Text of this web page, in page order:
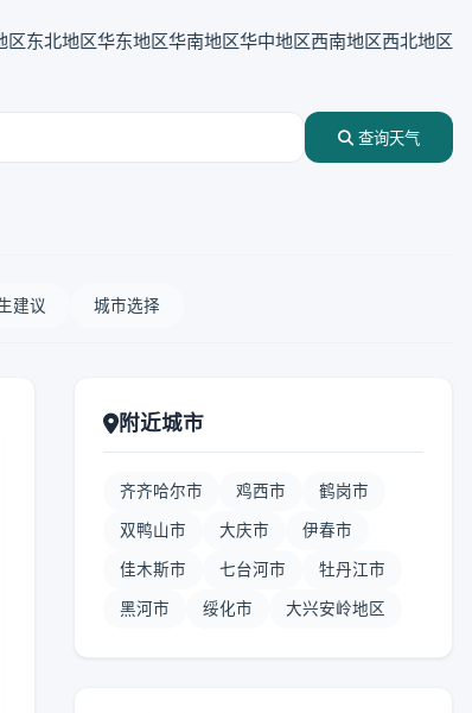
区东北地区华东地区华南地区华中地区西南地区西北地区
查询天气
建议 城市选择
附近城市
齐齐哈尔市 鸡西市 鹤岗市
双鸭山市 大庆市 伊春市
佳木斯市 七台河市 牡丹江市
黑河市 绥化市 大兴安岭地区